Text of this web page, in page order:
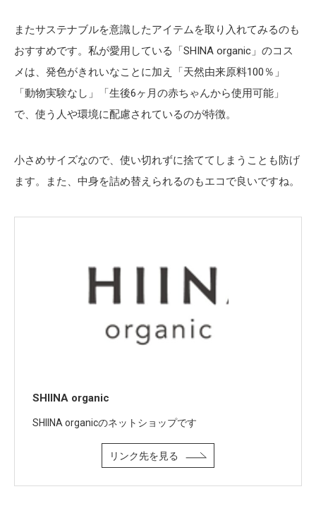
またサステナブルを意識したアイテムを取り入れてみるのも
おすすめです。私が愛用している「SHINA organic」のコス
メは、発色がきれいなことに加え「天然由来原料100％」
「動物実験なし」「生後6ヶ月の赤ちゃんから使用可能」
で、使う人や環境に配慮されているのが特徴。
小さめサイズなので、使い切れずに捨ててしまうことも防げ
ます。また、中身を詰め替えられるのもエコで良いですね。
SHIINA organic
SHIINA organicのネットショップです
リンク先を見る